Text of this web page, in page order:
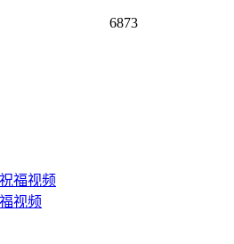
6873
视频